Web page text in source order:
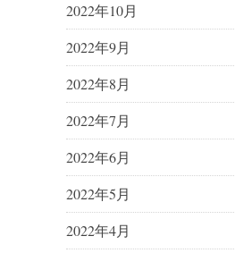
2022年10月
2022年9月
2022年8月
2022年7月
2022年6月
2022年5月
2022年4月